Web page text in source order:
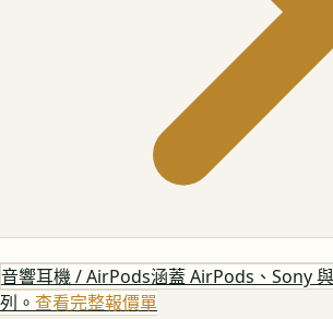
音響耳機 / AirPods涵蓋 AirPods、Sony
列。 查看完整報價單